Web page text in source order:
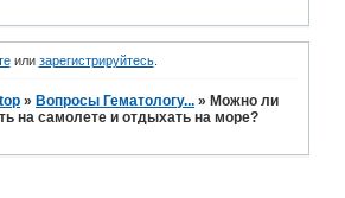
или зарегистрируйтесь.
» Вопросы Гематологу... » Можно ли
на самолете и отдыхать на море?